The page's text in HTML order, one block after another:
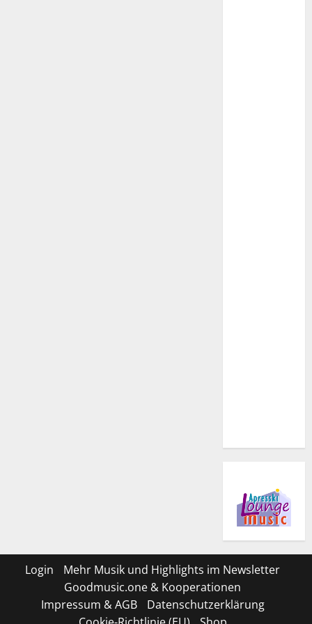
Login
Mehr Musik und Highlights im Newsletter
Goodmusic.one & Kooperationen
Impressum & AGB
Datenschutzerklärung